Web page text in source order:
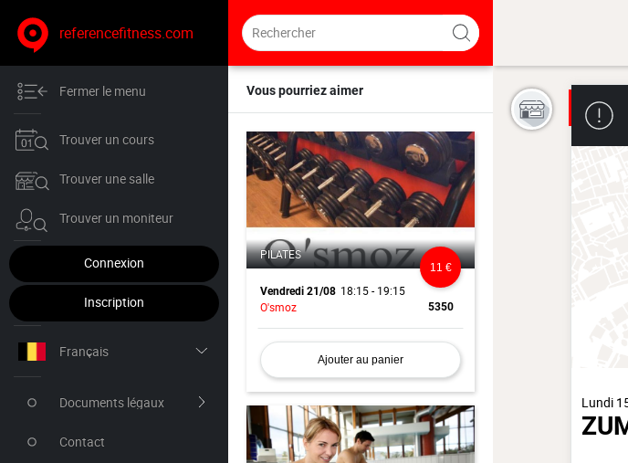
referencefitness.com
Fermer le menu
Trouver un cours
Trouver une salle
Trouver un moniteur
Connexion
Inscription
Français
Documents légaux
Contact
Vous pourriez aimer
PILATES
Vendredi 21/08 18:15 - 19:15
O'smoz
5350
11 €
Ajouter au panier
Lundi